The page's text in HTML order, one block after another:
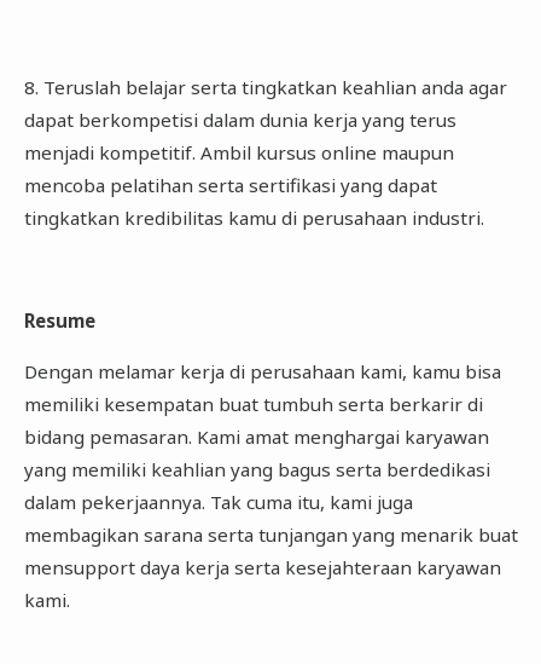
8. Teruslah belajar serta tingkatkan keahlian anda agar
dapat berkompetisi dalam dunia kerja yang terus
menjadi kompetitif. Ambil kursus online maupun
mencoba pelatihan serta sertifikasi yang dapat
tingkatkan kredibilitas kamu di perusahaan industri.
Resume
Dengan melamar kerja di perusahaan kami, kamu bisa
memiliki kesempatan buat tumbuh serta berkarir di
bidang pemasaran. Kami amat menghargai karyawan
yang memiliki keahlian yang bagus serta berdedikasi
dalam pekerjaannya. Tak cuma itu, kami juga
membagikan sarana serta tunjangan yang menarik buat
mensupport daya kerja serta kesejahteraan karyawan
kami.